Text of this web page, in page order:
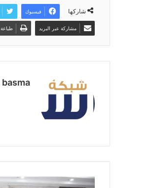
شاركها فيسبوك
مشاركة عبر البريد طباعة
basma